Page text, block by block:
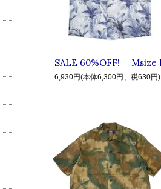
6,930円(本体6,300円、税630円)